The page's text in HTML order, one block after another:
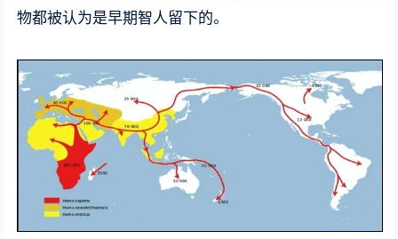
物都被认为是早期智人留下的。